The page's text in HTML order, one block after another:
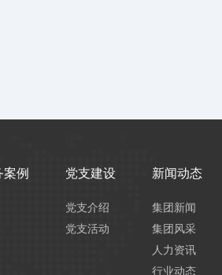
案例 党支建设
党支介绍
党支活动
新闻动态
集团新闻
集团风采
人力资讯
行业动态